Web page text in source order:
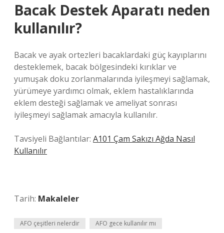
Bacak Destek Aparatı neden
kullanılır?
Bacak ve ayak ortezleri bacaklardaki güç kayıplarını
desteklemek, bacak bölgesindeki kırıklar ve
yumuşak doku zorlanmalarında iyileşmeyi sağlamak,
yürümeye yardımcı olmak, eklem hastalıklarında
eklem desteği sağlamak ve ameliyat sonrası
iyileşmeyi sağlamak amacıyla kullanılır.
Tavsiyeli Bağlantılar: A101 Çam Sakızı Ağda Nasıl
Kullanılır
Tarih: Makaleler
AFO çeşitleri nelerdir AFO gece kullanılır mı